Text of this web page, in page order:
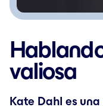
valiosa
Kate Dahl es